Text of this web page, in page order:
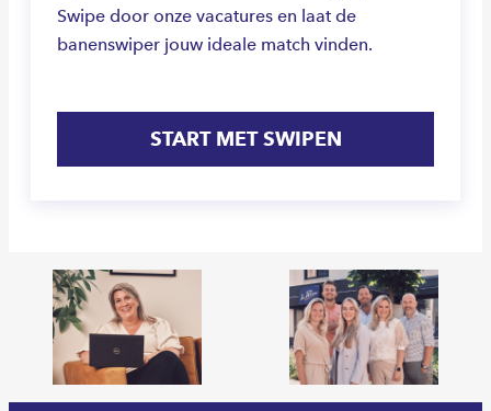
Swipe door onze vacatures en laat de
banenswiper jouw ideale match vinden.
START MET SWIPEN